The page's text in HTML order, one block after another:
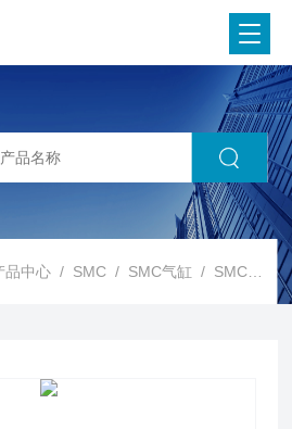
品中心 / SMC / SMC气缸 / SMC代理SMC 挡料器 MIW/MIS